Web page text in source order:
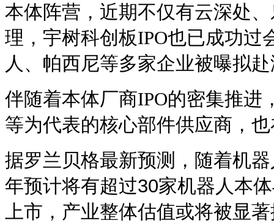
本体阵营，近期不仅有云深处
理，宇树科创板IPO也已成功过
人、帕西尼等多家企业被曝拟
伴随着本体厂商IPO的密集推进
等为代表的核心部件供应商，
据罗兰贝格最新预测，随着机
年预计将有超过30家机器人本
上市，产业整体估值或将被显